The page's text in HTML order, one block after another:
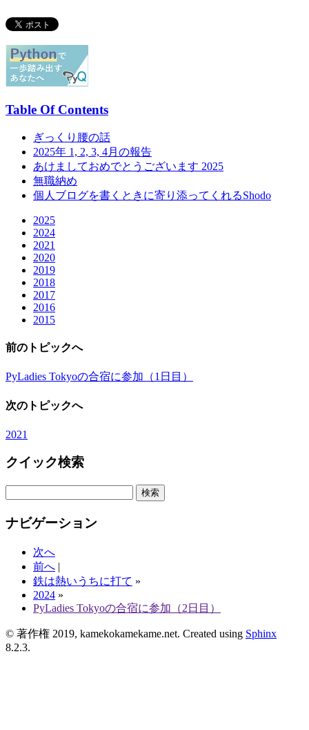
Table Of Contents
ぎっくり腰の話
2025年 1, 2, 3, 4月の報告
あけましておめでとうございます 2025
無職納め
個人ブログを書くときに寄り添ってくれるShodo
2025
2024
2021
2020
2019
2018
2017
2016
2015
前のトピックへ
PyLadies Tokyoの合宿に参加（1日目）
次のトピックへ
2021
クイック検索
ナビゲーション
次へ
前へ |
鉄は熱いうちに打て »
2024 »
PyLadies Tokyoの合宿に参加（2日目）
© 著作権 2019, kamekokamekame.net. Created using Sphinx
8.2.3.